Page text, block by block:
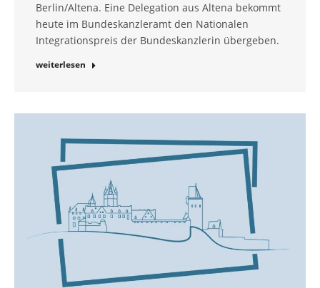
Berlin/Altena. Eine Delegation aus Altena bekommt
heute im Bundeskanzleramt den Nationalen
Integrationspreis der Bundeskanzlerin übergeben.
weiterlesen